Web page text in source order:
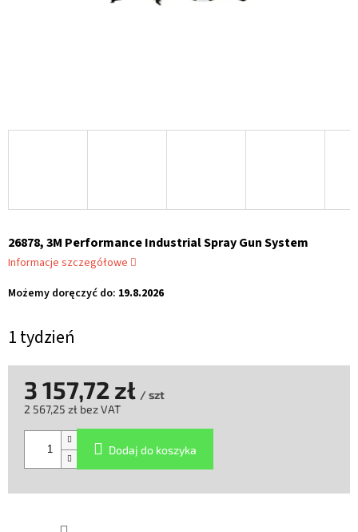
1 tydzień
Możemy doręczyć do: 19.8.2026
26878, 3M Performance Industrial Spray Gun System
Informacje szczegółowe
3 157,72 zł / szt
2 567,25 zł bez VAT
jednostkowa:
Dodaj do koszyka